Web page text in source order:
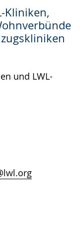
Kliniken,
und LWL-